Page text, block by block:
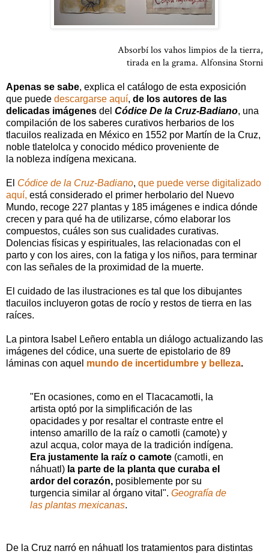
Absorbí los vahos limpios de la tierra,
tirada en la grama. Alfonsina Storni
Apenas se sabe, explica el catálogo de esta exposición
que puede descargarse aquí, de los autores de las
delicadas imágenes del Códice De la Cruz-Badiano, una
compilación de los saberes curativos herbarios de los
tlacuilos realizada en México en 1552 por Martín de la Cruz,
noble tlatelolca y conocido médico proveniente de
la nobleza indígena mexicana.
El Códice de la Cruz-Badiano, que puede verse digitalizado
aquí, está considerado el primer herbolario del Nuevo
Mundo, recoge 227 plantas y 185 imágenes e indica dónde
crecen y para qué ha de utilizarse, cómo elaborar los
compuestos, cuáles son sus cualidades curativas.
Dolencias físicas y espirituales, las relacionadas con el
parto y con los aires, con la fatiga y los niños, para terminar
con las señales de la proximidad de la muerte.
El cuidado de las ilustraciones es tal que los dibujantes
tlacuilos incluyeron gotas de rocío y restos de tierra en las
raíces.
La pintora Isabel Leñero entabla un diálogo actualizando las
imágenes del códice, una suerte de epistolario de 89
láminas con aquel mundo de incertidumbre y belleza.
"En ocasiones, como en el Tlacacamotli, la
artista optó por la simplificación de las
opacidades y por resaltar el contraste entre el
intenso amarillo de la raíz o camotli (camote) y
azul acqua, color maya de la tradición indígena.
Era justamente la raíz o camote (camotli, en
náhuatl) la parte de la planta que curaba el
ardor del corazón, posiblemente por su
turgencia similar al órgano vital". Geografía de
las plantas mexicanas.
De la Cruz narró en náhuatl los tratamientos para distintas